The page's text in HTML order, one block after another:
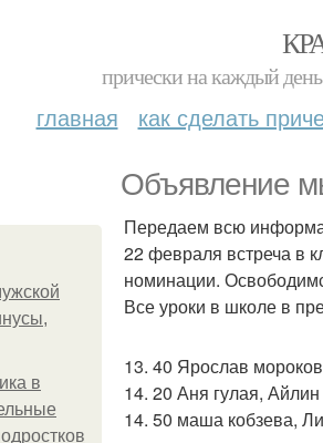
прически на каждый
главная как сделать
Объявление
в
Передаем всю
22 февраля встреча в
номинации.
Все уроки в школе в
13. 40 Ярослав
14. 20 Аня гулая,
14. 50 маша кобзева,